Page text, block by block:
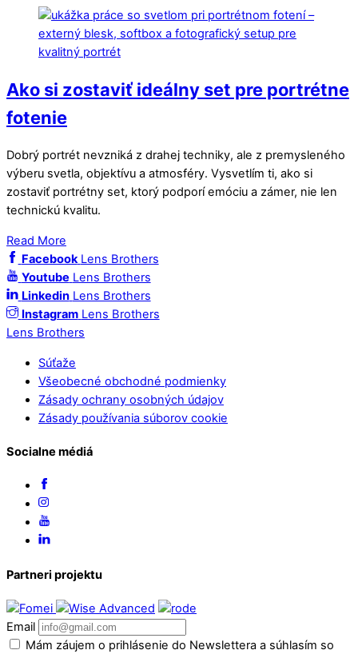
Ako si zostaviť ideálny set pre portrétne
fotenie
Dobrý portrét nevzniká z drahej techniky, ale z premysleného
výberu svetla, objektívu a atmosféry. Vysvetlím ti, ako si
zostaviť portrétny set, ktorý podporí emóciu a zámer, nie len
technickú kvalitu.
Read More
Facebook Lens Brothers
Youtube Lens Brothers
Linkedin Lens Brothers
Instagram Lens Brothers
Lens Brothers
Súťaže
Všeobecné obchodné podmienky
Zásady ochrany osobných údajov
Zásady používania súborov cookie
Socialne médiá
Partneri projektu
Email
Mám záujem o prihlásenie do Newslettera a súhlasím so